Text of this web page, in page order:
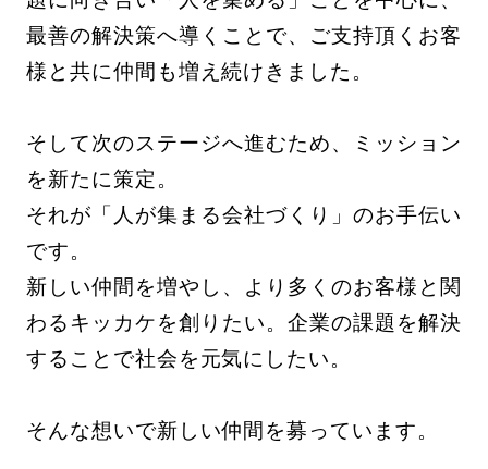
最善の解決策へ導くことで、ご支持頂くお客
様と共に仲間も増え続けきました。
そして次のステージへ進むため、ミッション
を新たに策定。
それが「人が集まる会社づくり」のお手伝い
です。
新しい仲間を増やし、より多くのお客様と関
わるキッカケを創りたい。企業の課題を解決
することで社会を元気にしたい。
そんな想いで新しい仲間を募っています。